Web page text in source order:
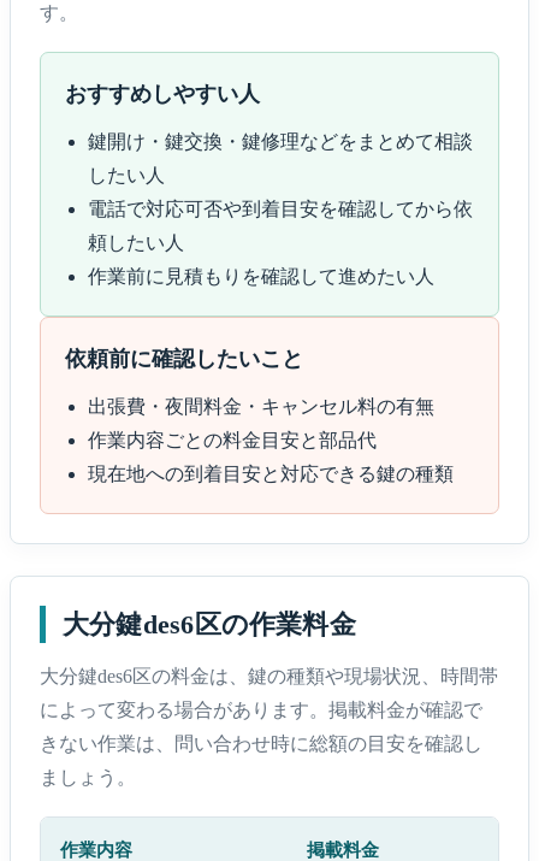
す。
おすすめしやすい人
鍵開け・鍵交換・鍵修理などをまとめて相談
したい人
電話で対応可否や到着目安を確認してから依
頼したい人
作業前に見積もりを確認して進めたい人
依頼前に確認したいこと
出張費・夜間料金・キャンセル料の有無
作業内容ごとの料金目安と部品代
現在地への到着目安と対応できる鍵の種類
大分鍵des6区の作業料金
大分鍵des6区の料金は、鍵の種類や現場状況、時間帯
によって変わる場合があります。掲載料金が確認で
きない作業は、問い合わせ時に総額の目安を確認し
ましょう。
作業内容 掲載料金